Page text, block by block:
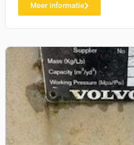
Meer informatie